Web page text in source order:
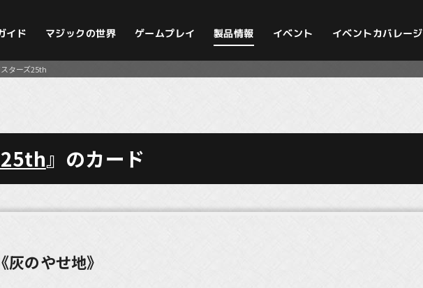
イド マジックの世界 ゲームプレイ 製品情報 イベント イベントカバレージ
ターズ25th
』のカード
《灰のやせ地》